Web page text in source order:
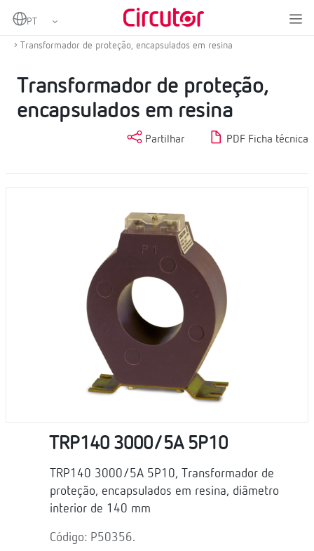
Home
Proteção e controlo
Transformador de proteção, encapsulados em resina
Transformador de proteção,
encapsulados em resina
Partilhar PDF Ficha técnica
TRP140 3000/5A 5P10
TRP140 3000/5A 5P10, Transformador de
proteção, encapsulados em resina, diâmetro
interior de 140 mm
Código: P50356.